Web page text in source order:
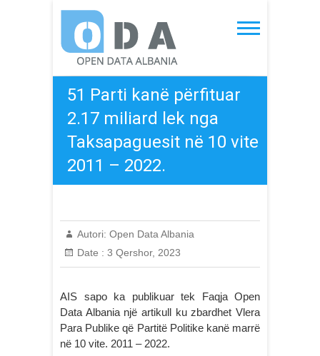
content
Open Data Albania
51 Parti kanë përfituar
2.17 miliard lek nga
Taksapaguesit në 10 vite
2011 – 2022.
Autori: Open Data Albania
Date : 3 Qershor, 2023
AIS sapo ka publikuar tek Faqja Open
Data Albania një artikull ku zbardhet Vlera
Para Publike që Partitë Politike kanë marrë
në 10 vite. 2011 – 2022.